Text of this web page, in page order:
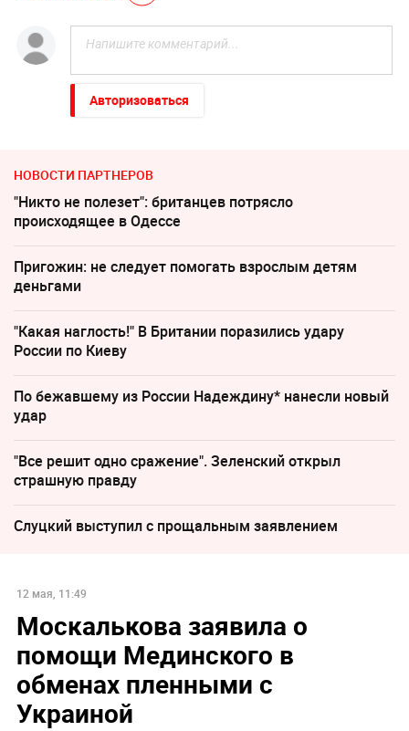
Авторизоваться
НОВОСТИ ПАРТНЕРОВ
"Никто не полезет": британцев потрясло
происходящее в Одессе
Пригожин: не следует помогать взрослым детям
деньгами
"Какая наглость!" В Британии поразились удару
России по Киеву
По бежавшему из России Надеждину* нанесли новый
удар
"Все решит одно сражение". Зеленский открыл
страшную правду
Слуцкий выступил с прощальным заявлением
12 мая, 11:49
Москалькова заявила о
помощи Мединского в
обменах пленными с
Украиной